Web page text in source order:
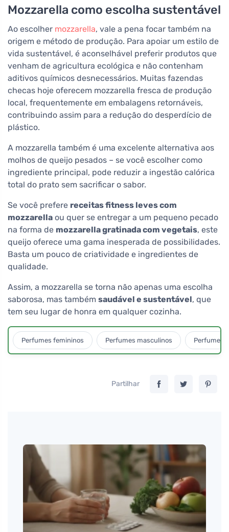
Mozzarella como escolha sustentável
Ao escolher mozzarella, vale a pena focar também na
origem e método de produção. Para apoiar um estilo de
vida sustentável, é aconselhável preferir produtos que
venham de agricultura ecológica e não contenham
aditivos químicos desnecessários. Muitas fazendas
checas hoje oferecem mozzarella fresca de produção
local, frequentemente em embalagens retornáveis,
contribuindo assim para a redução do desperdício de
plástico.
A mozzarella também é uma excelente alternativa aos
molhos de queijo pesados – se você escolher como
ingrediente principal, pode reduzir a ingestão calórica
total do prato sem sacrificar o sabor.
Se você prefere receitas fitness leves com
mozzarella ou quer se entregar a um pequeno pecado
na forma de mozzarella gratinada com vegetais, este
queijo oferece uma gama inesperada de possibilidades.
Basta um pouco de criatividade e ingredientes de
qualidade.
Assim, a mozzarella se torna não apenas uma escolha
saborosa, mas também saudável e sustentável, que
tem seu lugar de honra em qualquer cozinha.
Perfumes femininos Perfumes masculinos Perfumes
Partilhar